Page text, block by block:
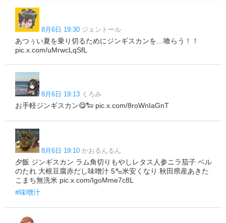
8月6日 19:30 ジェントール
あつぅい夏を乗り切るためにジンギスカンを…喰らう！！
pic.x.com/uMrwcLqSfL
8月6日 19:13 くろみ
お手軽ジンギスカン😋🐑 pic.x.com/8roWnIaGnT
8月6日 19:10 かおるんるん
夕飯 ジンギスカン ラム角切りもやしレタス人参ニラ茄子 ベル
のたれ 大根豆腐赤だし味噌汁 5㌔米安くなり 秋田県産あきた
こまち無洗米 pic.x.com/IgoMme7c8L
#味噌汁